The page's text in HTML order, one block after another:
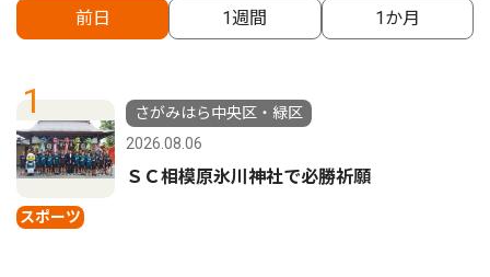
前日 1週間 1か月
1
スポーツ
さがみはら中央区・緑区
2026.08.06
ＳＣ相模原氷川神社で必勝祈願